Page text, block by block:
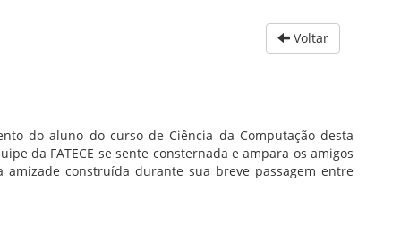
Voltar
do aluno do curso de Ciência da Computação desta
da FATECE se sente consternada e ampara os amigos
construída durante sua breve passagem entre